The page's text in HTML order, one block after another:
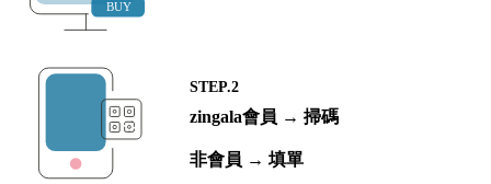
STEP.2
zingala會員 → 掃碼
非會員 → 填單